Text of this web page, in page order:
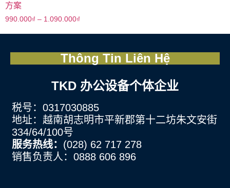
方案
990.000₫ – 1.090.000₫
Thông Tin Liên Hệ
TKD 办公设备个体企业
税号：0317030885
地址：越南胡志明市平新郡第十二坊朱文安街
334/64/100号
服务热线： (028) 62 717 278
销售负责人：0888 606 896